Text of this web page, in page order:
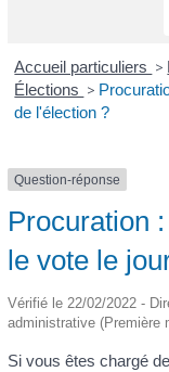
Accueil particuliers >
Élections >
de l'élection ?
Question-réponse
Procuration
le vote le
Vérifié le 22/02/2022 -
administrative (Première
Si vous êtes chargé